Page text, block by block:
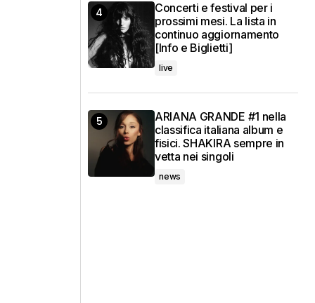
Concerti e festival per i
prossimi mesi. La lista in
continuo aggiornamento
[Info e Biglietti]
live
ARIANA GRANDE #1 nella
classifica italiana album e
fisici. SHAKIRA sempre in
vetta nei singoli
news